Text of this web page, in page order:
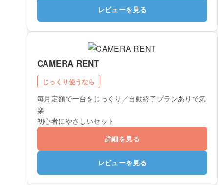
レビューを見る
CAMERA RENT
じっくり使うなら
毎月定額で一台をじっくり／自動終了プランありで気
楽
初心者にやさしいセット
詳細を見る
レビューを見る